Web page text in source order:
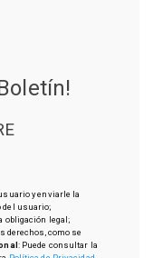
y enviarle la
del usuario;
obligación legal;
derechos, como se
: Puede consultar la